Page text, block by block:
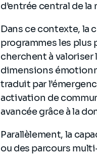
d’entrée central de la
Dans ce contexte, la
programmes les plus
cherchent à valoriser
dimensions
traduit par
activation de
avancée grâce à la
Parallèlement, la
ou des parcours